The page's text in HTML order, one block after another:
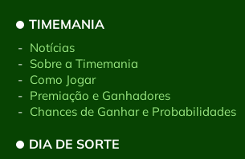
TIMEMANIA
- Notícias
- Sobre a Timemania
- Como Jogar
- Premiação e Ganhadores
- Chances de Ganhar e Probabilidades
DIA DE SORTE